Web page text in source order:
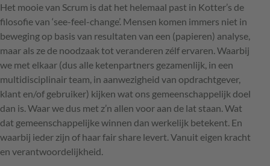
Het mooie van Scrum is dat het helemaal past in Kotter’s de
filosofie van ‘see-feel-change’. Mensen komen immers niet in
beweging op basis van resultaten van een (papieren) analyse,
maar als ze de noodzaak tot veranderen zélf ervaren. Waarbij
we met elkaar (dus alle ketenpartners gezamenlijk, in een
multidisciplinair team, in aanwezigheid van opdrachtgever,
klant en/of gebruiker) kijken wat ons gemeenschappelijk doel
dan is. Waar we dus met z’n allen voor aan de lat staan. Wat
dat gemeenschappelijke winnen dan werkelijk betekent. En
waarbij ieder zijn of haar fair share levert. Vanuit eigen kracht
en verantwoordelijkheid.